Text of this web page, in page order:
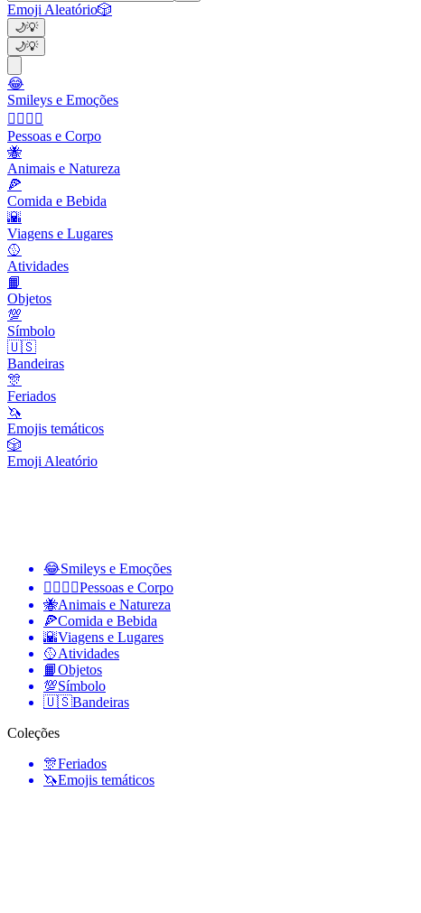
Emoji Aleatório🎲
🌙💡
🌙💡
😂
Smileys e Emoções
👩‍❤️‍💋‍👨
Pessoas e Corpo
🐝
Animais e Natureza
🍕
Comida e Bebida
🌇
Viagens e Lugares
🥎
Atividades
📙
Objetos
💯
Símbolo
🇺🇸
Bandeiras
🎊
Feriados
🦄
Emojis temáticos
🎲
Emoji Aleatório
😂Smileys e Emoções
👩‍❤️‍💋‍👨Pessoas e Corpo
🐝Animais e Natureza
🍕Comida e Bebida
🌇Viagens e Lugares
🥎Atividades
📙Objetos
💯Símbolo
🇺🇸Bandeiras
Coleções
🎊Feriados
🦄Emojis temáticos